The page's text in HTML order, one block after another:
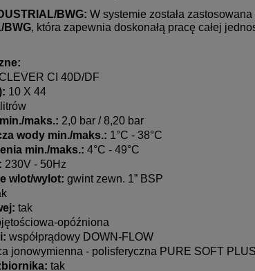
BWG: W systemie została
BWG, która zapewnia doskonałą pracę całej
CI 40D/DF
10 X 44
maks.: 2,0 bar / 8,20 bar
wody min./maks.: 1°C - 38°C
min./maks.: 4°C - 49°C
230V - 50Hz
wlot/wylot: gwint zewn. 1” BSP
tak
opóźniona
współprądowy DOWN-FLOW
jonowymienna - polisferyczna PURE SOFT
tak